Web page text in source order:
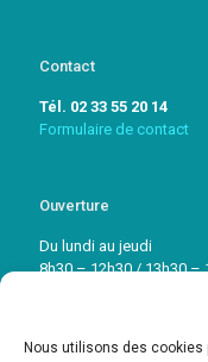
Nous utilisons des
Contact
Tél. 02 33 55
Formulaire de contact
Ouverture
Du lundi au jeudi
8h30 – 12h30 / 13h30 –
Vendredi: 8h30 – 12h30